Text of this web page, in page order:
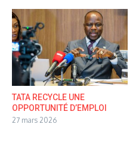
TATA RECYCLE UNE
OPPORTUNITÉ D’EMPLOI
27 mars 2026